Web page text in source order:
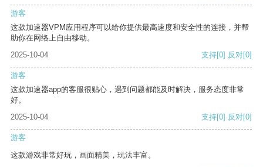
游客
这款加速器VPM应用程序可以给你提供最高速度和安全性的连接，并帮
助你在网络上自由移动。
2025-10-04
支持[0] 反对[0]
游客
这款加速器app的客服很贴心，遇到问题都能及时解决，服务态度非常
好。
2025-10-04
支持[0] 反对[0]
游客
这款游戏非常好玩，画面精美，玩法丰富。